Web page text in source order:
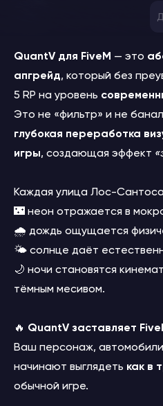
QuantV для FiveM — это
апгрейд, который без
5 RP на уровень
Это не «фильтр» и не
глубокая переработка
игры, создающая эффект
Каждая улица Лос-Сантоса
🌃 неон отражается в
🌧️ дождь ощущается
🌤️ солнце даёт
🌙 ночи становятся
тёмным месивом.
🔥 QuantV заставляет
Ваш персонаж,
начинают выглядеть как в
обычной игре.